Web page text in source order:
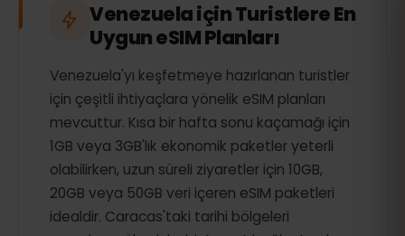
Venezuela için Turistlere En
Uygun eSIM Planları
Venezuela'yı keşfetmeye hazırlanan turistler
için çeşitli ihtiyaçlara yönelik eSIM planları
mevcuttur. Kısa bir hafta sonu kaçamağı için
1GB veya 3GB'lık ekonomik paketler yeterli
olabilirken, uzun süreli ziyaretler için 10GB,
20GB veya 50GB veri içeren eSIM paketleri
idealdir. Caracas'taki tarihi bölgeleri